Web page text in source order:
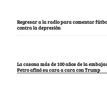
Regresar a la radio para comentar
contra la depresión
La casona más de 100 años de la
Petro afinó su cara a cara con Trump